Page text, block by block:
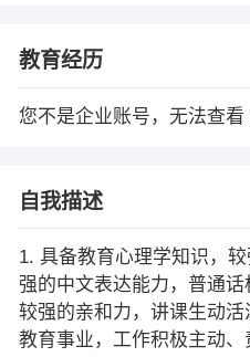
教育经历
您不是企业账号，无法查看
自我描述
1. 具备教育心理学知识，
强的中文表达能力，普通
较强的亲和力，讲课生动
教育事业，工作积极主动、